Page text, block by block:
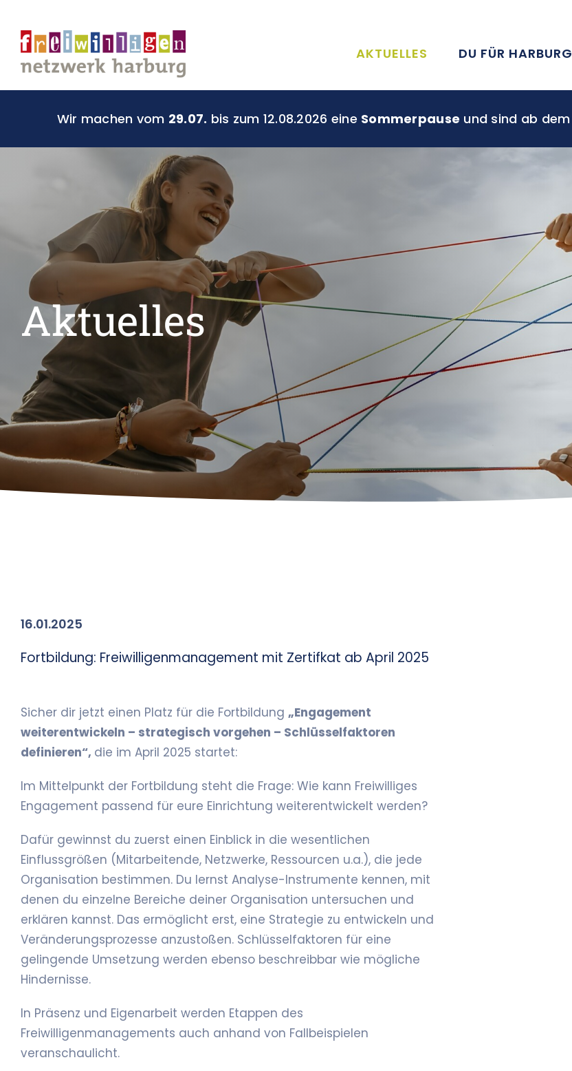
Inhalt
springen
AKTUELLES DU FÜR HARBURG
Wir machen vom 29.07. bis zum 12.08.2026 eine Sommerpause und sind ab dem
Aktuelles
16.01.2025
Fortbildung: Freiwilligenmanagement mit Zertifkat ab April 2025
Sicher dir jetzt einen Platz für die Fortbildung „Engagement
weiterentwickeln – strategisch vorgehen – Schlüsselfaktoren
definieren“, die im April 2025 startet:
Im Mittelpunkt der Fortbildung steht die Frage: Wie kann Freiwilliges
Engagement passend für eure Einrichtung weiterentwickelt werden?
Dafür gewinnst du zuerst einen Einblick in die wesentlichen
Einflussgrößen (Mitarbeitende, Netzwerke, Ressourcen u.a.), die jede
Organisation bestimmen. Du lernst Analyse-Instrumente kennen, mit
denen du einzelne Bereiche deiner Organisation untersuchen und
erklären kannst. Das ermöglicht erst, eine Strategie zu entwickeln und
Veränderungsprozesse anzustoßen. Schlüsselfaktoren für eine
gelingende Umsetzung werden ebenso beschreibbar wie mögliche
Hindernisse.
In Präsenz und Eigenarbeit werden Etappen des
Freiwilligenmanagements auch anhand von Fallbeispielen
veranschaulicht.